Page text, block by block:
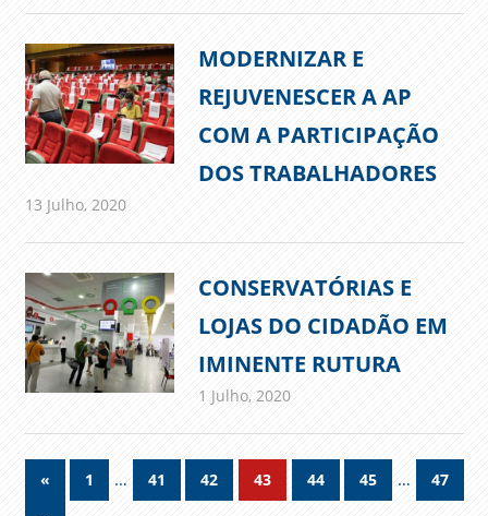
MODERNIZAR E
REJUVENESCER A AP
COM A PARTICIPAÇÃO
DOS TRABALHADORES
13 Julho, 2020admin
Comunicados
CONSERVATÓRIAS E
LOJAS DO CIDADÃO EM
IMINENTE RUTURA
1 Julho, 2020
Navegação
«Previous
Posts
1 … 41 42 43 44 45 …
47